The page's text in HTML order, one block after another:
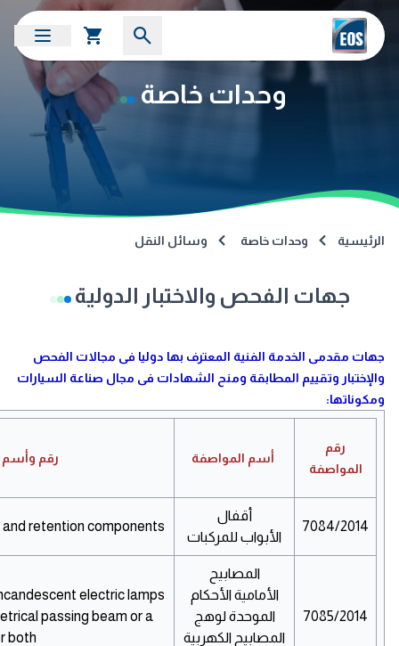
وحدات خاصة
الرئيسية وحدات خاصة وسائل النقل
جهات الفحص والاختبار الدولية
جهات مقدمى الخدمة الفنية المعترف بها دوليا فى مجالات الفحص
والإختبار وتقييم المطابقة ومنح الشهادات فى مجال صناعة السيارات
ومكوناتها:
رقم
المواصفة
أسم المواصفة رقم وأسم
7084/2014
أقفال
الأبواب للمركبات
retention components.
7085/2014
المصابيح
الأمامية الأحكام
الموحدة لوهج
المصابيح الكهربية
electric lamps
passing beam or a
both.